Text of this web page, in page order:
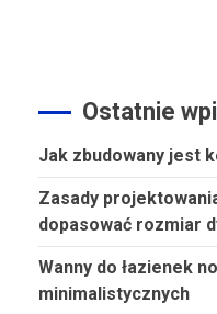
Ostatnie
Jak zbudowany jest
Zasady
dopasować rozmiar
Wanny do łazienek
minimalistycznych